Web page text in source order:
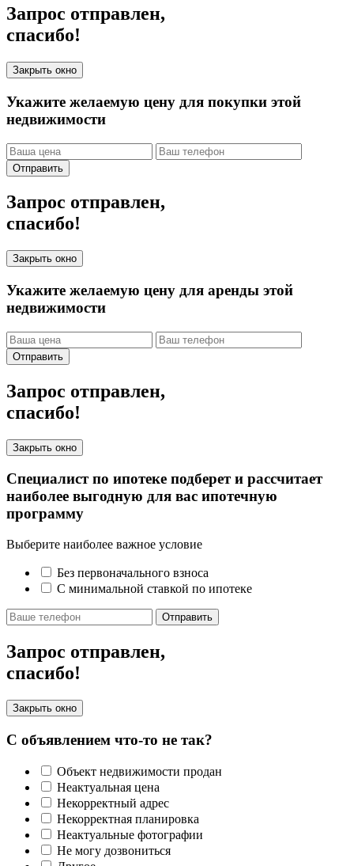
Запрос отправлен,
спасибо!
Закрыть окно
Укажите желаемую цену для покупки этой
недвижимости
Отправить
Запрос отправлен,
спасибо!
Закрыть окно
Укажите желаемую цену для аренды этой
недвижимости
Отправить
Запрос отправлен,
спасибо!
Закрыть окно
Специалист по ипотеке подберет и рассчитает
наиболее выгодную для вас ипотечную
программу
Выберите наиболее важное условие
Без первоначального взноса
С минимальной ставкой по ипотеке
Отправить
Запрос отправлен,
спасибо!
Закрыть окно
С объявлением что-то не так?
Объект недвижимости продан
Неактуальная цена
Некорректный адрес
Некорректная планировка
Неактуальные фотографии
Не могу дозвониться